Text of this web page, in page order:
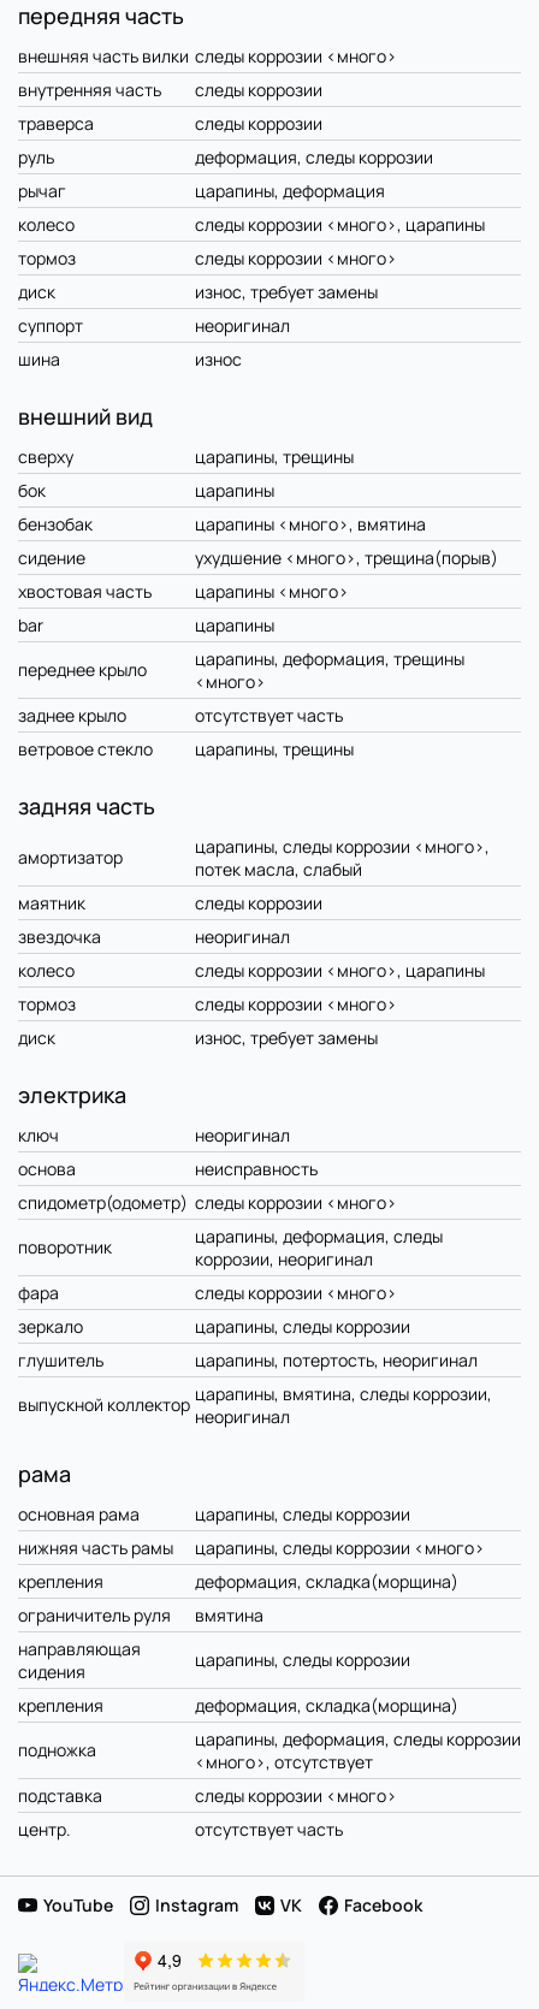
передняя часть
внешняя часть вилки следы коррозии <много>
внутренняя часть
следы коррозии
траверса
следы коррозии
руль
деформация, следы коррозии
рычаг
царапины, деформация
колесо
следы коррозии <много>, царапины
тормоз
следы коррозии <много>
диск
износ, требует замены
суппорт
неоригинал
шина
износ
внешний вид
сверху
царапины, трещины
бок
царапины
бензобак
царапины <много>, вмятина
сидение
ухудшение <много>, трещина(порыв)
хвостовая часть
царапины <много>
bar
царапины
переднее крыло
царапины, деформация, трещины
<много>
заднее крыло
отсутствует часть
ветровое стекло
царапины, трещины
задняя часть
амортизатор
царапины, следы коррозии <много>,
потек масла, слабый
маятник
следы коррозии
звездочка
неоригинал
колесо
следы коррозии <много>, царапины
тормоз
следы коррозии <много>
диск
износ, требует замены
электрика
ключ
неоригинал
основа
неисправность
спидометр(одометр) следы коррозии <много>
поворотник
царапины, деформация, следы
коррозии, неоригинал
фара
следы коррозии <много>
зеркало
царапины, следы коррозии
глушитель
царапины, потертость, неоригинал
выпускной коллектор царапины, вмятина, следы коррозии,
неоригинал
рама
основная рама
царапины, следы коррозии
нижняя часть рамы
царапины, следы коррозии <много>
крепления
деформация, складка(морщина)
ограничитель руля
вмятина
направляющая
сидения
царапины, следы коррозии
крепления
деформация, складка(морщина)
подножка
царапины, деформация, следы коррозии
<много>, отсутствует
подставка
следы коррозии <много>
центр.
отсутствует часть
YouTube Instagram VK Facebook